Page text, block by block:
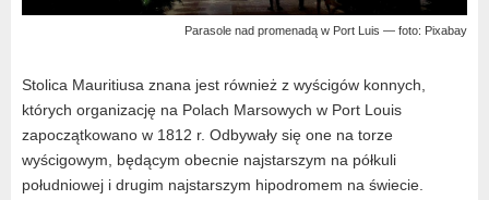
Parasole nad promenadą w Port Luis — foto: Pixabay
Stolica Mauritiusa znana jest również z wyścigów konnych,
których organizację na Polach Marsowych w Port Louis
zapoczątkowano w 1812 r. Odbywały się one na torze
wyścigowym, będącym obecnie najstarszym na półkuli
południowej i drugim najstarszym hipodromem na świecie.